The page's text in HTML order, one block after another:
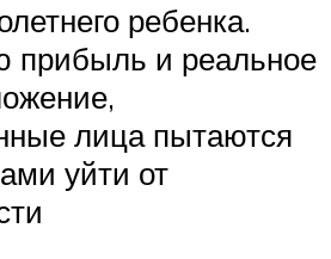
ребенка.
прибыль и реальное
лица пытаются
уйти от